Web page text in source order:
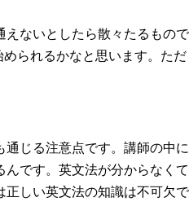
ないとしたら散々たるもの
られるかなと思います。た
じる注意点です。講師の中
です。英文法が分からなく
しい英文法の知識は不可欠で